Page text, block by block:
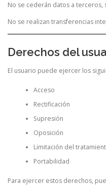
No se cederán datos a terceros,
No se realizan transferencias
Derechos del
El usuario puede ejercer los
Acceso
Rectificación
Supresión
Oposición
Limitación del
Portabilidad
Para ejercer estos derechos,